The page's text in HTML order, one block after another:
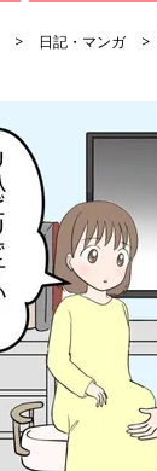
日記・マンガ